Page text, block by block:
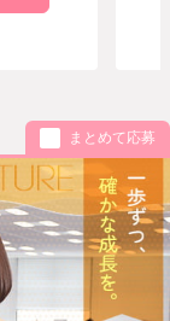
まとめて応募